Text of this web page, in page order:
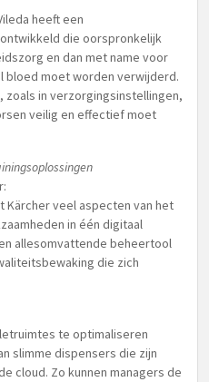
heeft een
die oorspronkelijk
en dan met name voor
bloed moet worden verwijderd.
zoals in verzorgingsinstellingen,
veilig en effectief moet
Kärcher veel aspecten van het
in één digitaal
allesomvattende beheertool
die zich
te optimaliseren
slimme dispensers die zijn
cloud. Zo kunnen managers de